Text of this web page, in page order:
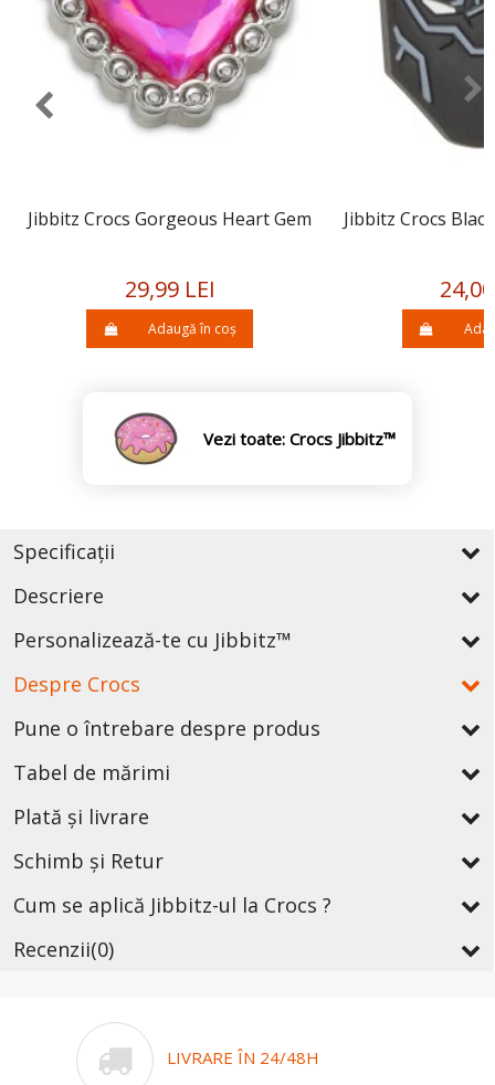
Jibbitz Crocs Gorgeous Heart Gem
29,99 LEI
Adaugă în coș
Jibbitz Crocs
Vezi toate: Crocs Jibbitz™
Specificații
Descriere
Personalizează-te cu Jibbitz™
Despre Crocs
Pune o întrebare despre produs
Tabel de mărimi
Plată și livrare
Schimb și Retur
Cum se aplică Jibbitz-ul la Crocs ?
Recenzii(0)
LIVRARE ÎN 24/48H